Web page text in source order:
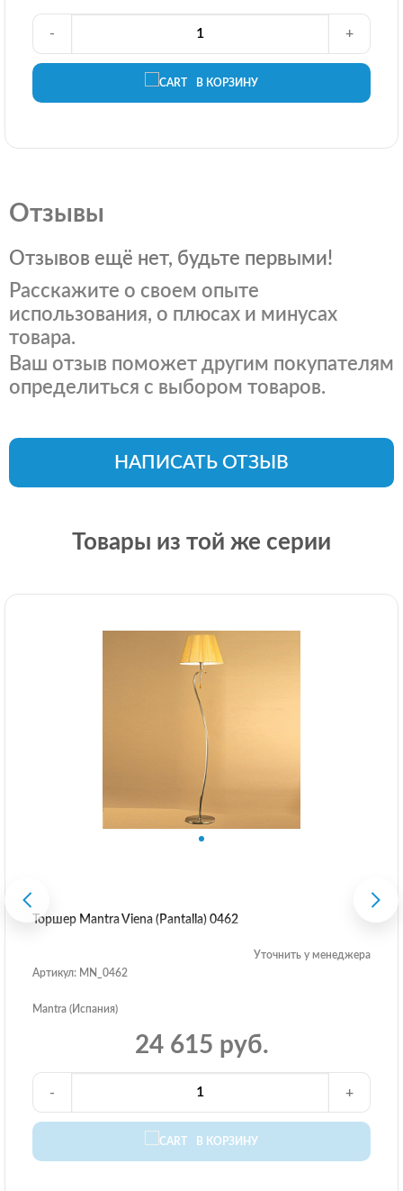
В КОРЗИНУ
- +
Отзывы
Отзывов ещё нет, будьте первыми!
Расскажите о своем опыте
использования, о плюсах и минусах
товара.
Ваш отзыв поможет другим покупателям
определиться с выбором товаров.
НАПИСАТЬ ОТЗЫВ
Товары из той же серии
Торшер Mantra Viena (Pantalla) 0462
Уточнить у менеджера
Артикул: MN_0462
Mantra (Испания)
24 615 руб.
В КОРЗИНУ
- +